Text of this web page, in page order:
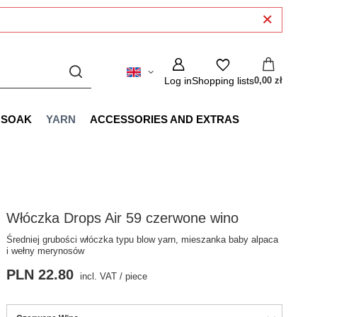
Log inShopping lists0,00 zł
SOAK YARN
ACCESSORIES AND EXTRAS
Włóczka Drops Air 59 czerwone wino
Średniej grubości włóczka typu blow yarn, mieszanka baby alpaca
i wełny merynosów
PLN 22.80 incl. VAT /piece